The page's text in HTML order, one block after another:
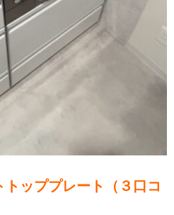
ッププレート（３口コ